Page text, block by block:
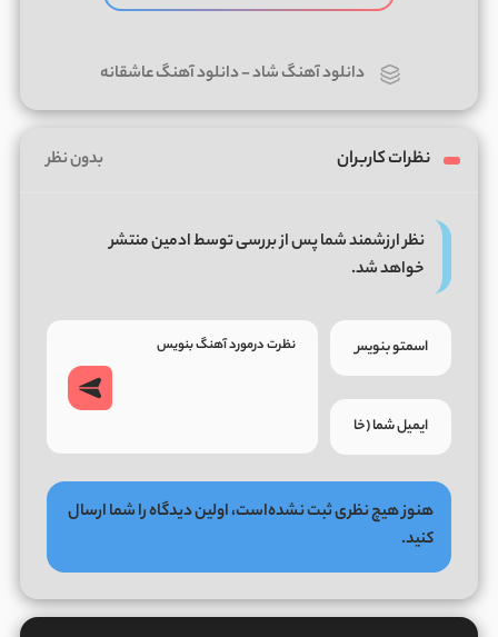
دانلود آهنگ شاد-دانلود آهنگ عاشقانه
نظرات کاربران بدون نظر
نظر ارزشمند شما پس از بررسی توسط ادمین منتشر
خواهد شد.
هنوز هیچ نظری ثبت نشده‌است، اولین دیدگاه را شما ارسال
کنید.